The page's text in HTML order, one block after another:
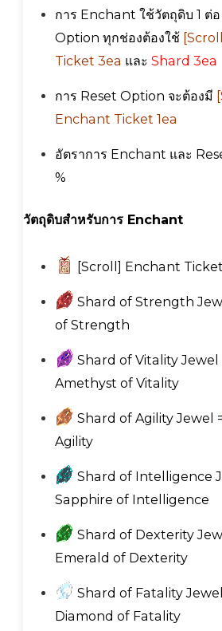
การ Enchant ใช้วัตถุดิบ 1 ต่อ
Option ทุกช่องต้องใช้
Ticket 3ea และ Shard 3ea
การ Reset Option จะต้องมี
Enchant Ticket 1ea
อัตราการ Enchant และ
%
วัตถุดิบสำหรับการ Enchant
[Scroll] Enchant Ticket
Shard of Strength
of Strength
Shard of Vitality Jewel
Amethyst of Vitality
Shard of Agility Jewel
Agility
Shard of Intelligence
Sapphire of Intelligence
Shard of Dexterity
Emerald of Dexterity
Shard of Fatality
Diamond of Fatality